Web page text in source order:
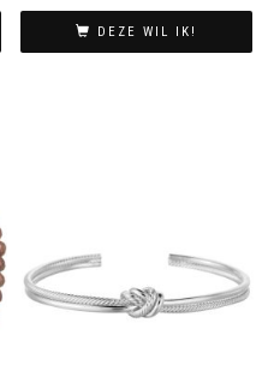
DEZE WIL IK!